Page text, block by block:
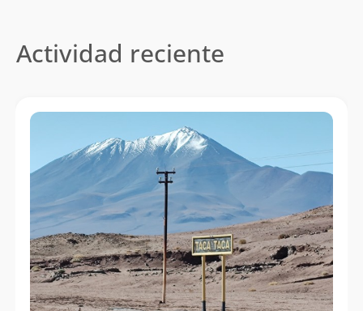
Actividad reciente